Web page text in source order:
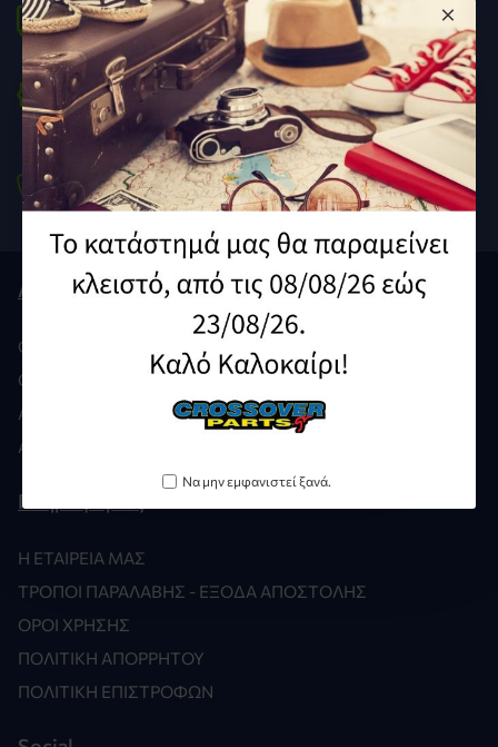
Να μην εμφανιστεί ξανά.
Άμεση Αποστολή
στον χώρο σου
To Νο1 Ε-shop
Ανταλλακτικά Μοτοσυκλετών
Τηλέφωνο
210 9212929 /210 9239640
Λογαριασμός
Ο ΛΟΓΑΡΙΑΣΜΌΣ ΜΟΥ
ΟΙ ΠΑΡΑΓΓΕΛΊΕΣ ΜΟΥ
ΑΓΑΠΗΜΈΝΑ
ΑΊΤΗΣΗ GDPR
Πληροφορίες
Η ΕΤΑΙΡΕΊΑ ΜΑΣ
ΤΡΌΠΟΙ ΠΑΡΑΛΑΒΉΣ - ΈΞΟΔΑ ΑΠΟΣΤΟΛΉΣ
ΌΡΟΙ ΧΡΉΣΗΣ
ΠΟΛΙΤΙΚΉ ΑΠΟΡΡΉΤΟΥ
ΠΟΛΙΤΙΚΉ ΕΠΙΣΤΡΟΦΏΝ